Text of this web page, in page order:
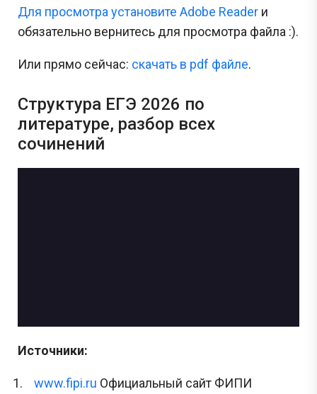
Для просмотра установите Adobe Reader и
обязательно вернитесь для просмотра файла :).
Или прямо сейчас: cкачать в pdf файле.
Структура ЕГЭ 2026 по
литературе, разбор всех
сочинений
Источники:
www.fipi.ru Официальный сайт ФИПИ